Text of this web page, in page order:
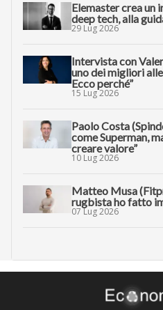
Elemaster crea un
deep tech, alla
29 Lug 2026
Intervista con
uno dei migliori
Ecco perché”
15 Lug 2026
Paolo Costa
come Superman,
creare valore”
10 Lug 2026
Matteo Musa
rugbista ho fatto
07 Lug 2026